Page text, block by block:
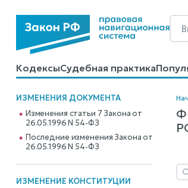
КодексыСудебная практика
КалькуляторыСправочные
ИЗМЕНЕНИЯ ДОКУМЕНТА
Изменения статьи 7 Закона от
26.05.1996 N 54-ФЗ
Последние изменения Закона от
26.05.1996 N 54-ФЗ
ИЗМЕНЕНИЕ КОНСТИТУЦИИ